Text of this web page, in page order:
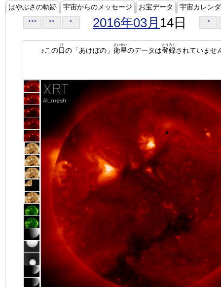
はやぶさの軌跡 宇宙からのメッセージ お宝データ 宇宙カレン
<<< << < 2016年03月 14日 >
♪この日
ひ
の「あけぼの」 衛星
えいせい
のデータは登録
とうろく
されていませ